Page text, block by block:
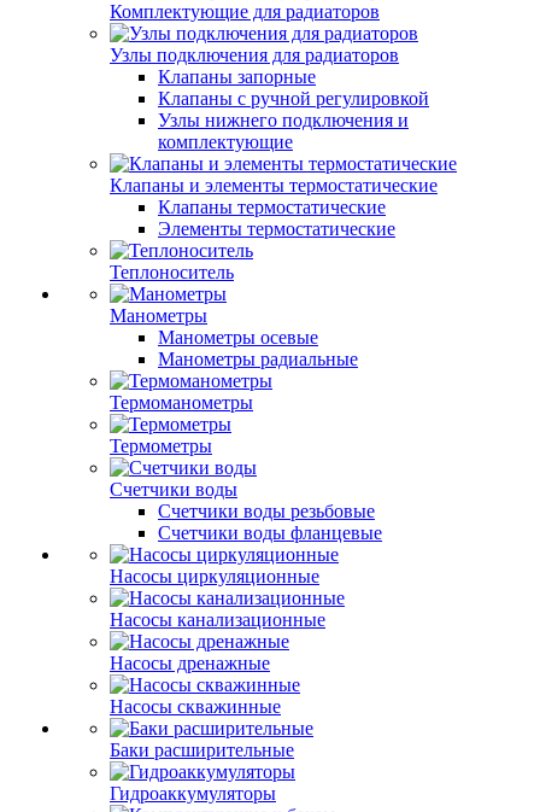
Комплектующие для радиаторов
Узлы подключения для радиаторов
Клапаны запорные
Клапаны с ручной регулировкой
Узлы нижнего подключения и
комплектующие
Клапаны и элементы термостатические
Клапаны термостатические
Элементы термостатические
Теплоноситель
Манометры
Манометры осевые
Манометры радиальные
Термоманометры
Термометры
Счетчики воды
Счетчики воды резьбовые
Счетчики воды фланцевые
Насосы циркуляционные
Насосы канализационные
Насосы дренажные
Насосы скважинные
Баки расширительные
Гидроаккумуляторы